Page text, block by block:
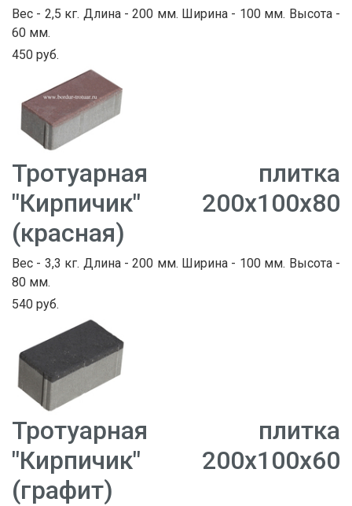
Вес - 2,5 кг. Длина - 200 мм. Ширина - 100 мм. Высота -
60 мм.
450 руб.
Тротуарная плитка
"Кирпичик" 200х100х80
(красная)
Вес - 3,3 кг. Длина - 200 мм. Ширина - 100 мм. Высота -
80 мм.
540 руб.
Тротуарная плитка
"Кирпичик" 200х100х60
(графит)